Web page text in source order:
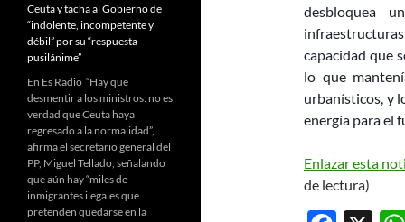
desbloquea
capacidad que
lo que
urbanísticos, y
energía para el
Enlazar esta
de lectura)
Ceuta y tacha al Gobierno de
“indolente, incompetente y
débil” por su “respuesta
pusilánime”
En Es Radio “Hay que
desmentir a los ministros: no es
verdad que Ceuta haya
regresado a la normalidad”,
afirma el secretario general del
PP, Miguel Tellado, señalando
que aún hay “miles de
inmigrantes ilegales que
pretenden quedarse en la